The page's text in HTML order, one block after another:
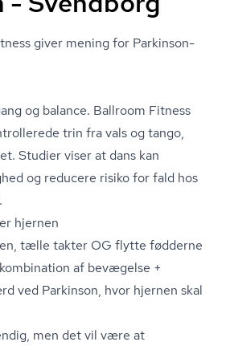
giver mening for Parkinson-
og balance. Ballroom Fitness
trin fra vals og tango,
Studier viser at dans kan
og reducere risiko for fald hos
hjernen
tælle takter OG flytte fødderne
af bevægelse +
ved Parkinson, hvor hjernen skal
men det vil være at